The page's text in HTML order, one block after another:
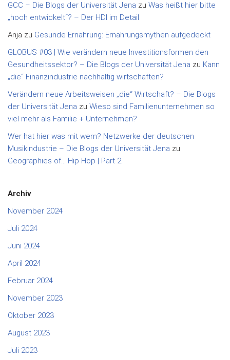
GCC – Die Blogs der Universität Jena zu Was heißt hier bitte
„hoch entwickelt“? – Der HDI im Detail
Anja zu Gesunde Ernährung: Ernährungsmythen aufgedeckt
GLOBUS #03 | Wie verändern neue Investitionsformen den
Gesundheitssektor? – Die Blogs der Universität Jena zu Kann
„die“ Finanzindustrie nachhaltig wirtschaften?
Verändern neue Arbeitsweisen „die“ Wirtschaft? – Die Blogs
der Universität Jena zu Wieso sind Familienunternehmen so
viel mehr als Familie + Unternehmen?
Wer hat hier was mit wem? Netzwerke der deutschen
Musikindustrie – Die Blogs der Universität Jena zu
Geographies of… Hip Hop | Part 2
Archiv
November 2024
Juli 2024
Juni 2024
April 2024
Februar 2024
November 2023
Oktober 2023
August 2023
Juli 2023